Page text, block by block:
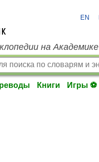
EN
на Академике
Книги Игры ⚽